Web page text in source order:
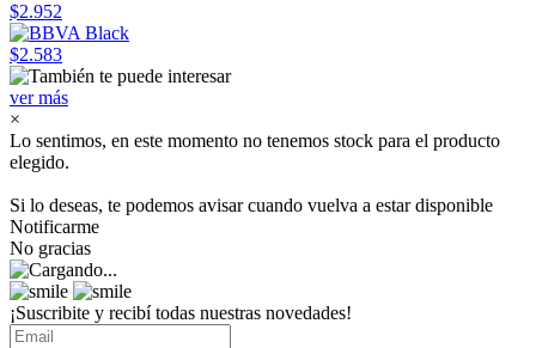
$2.952
$2.583
ver más
×
Lo sentimos, en este momento no tenemos stock para el producto
elegido.
Si lo deseas, te podemos avisar cuando vuelva a estar disponible
Notificarme
No gracias
¡Suscribite y recibí todas nuestras novedades!